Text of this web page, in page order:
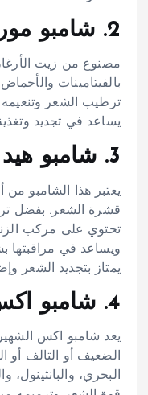
2. شامبو موروكان أرغان:
مصنوع من زيت
بالفيتامينات
ترطيب الشعر وتنعيمه
يساعد في تجديد
3. شامبو هيد آند شولدرز:
يعتبر هذا الشامبو من
قشرة الشعر. بفضل
تحتوي على مركب
ويساعد في مراقبتها
يمتاز بتجديد الشعر
4. شامبو اكس:
يعد شامبو اكس الشهير
الضعيف أو التالف
البحري، والبانثينول،